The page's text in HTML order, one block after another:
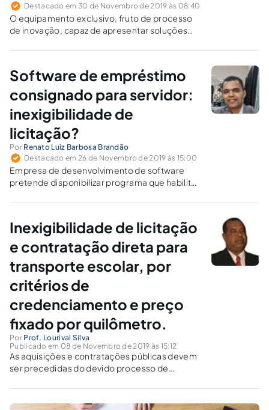
Destacado em 30 de Novembro de 2019 às 08:40
O equipamento exclusivo, fruto de processo
de inovação, capaz de apresentar soluções
ser objeto de licitação pública? Qual o
necessárias?
Software de empréstimo
consignado para servidor:
inexigibilidade de
licitação?
Por Renato Luiz Barbosa Brandão
Destacado em 26 de Novembro de 2019 às 15:00
Empresa de desenvolvimento de software
pretende disponibilizar programa que habilita
para servidores públicos municipais. Cabe
Inexigibilidade de licitação
e contratação direta para
transporte escolar, por
critérios de
credenciamento e preço
fixado por quilômetro.
Por Prof. Lourival Silva
Publicado em 08 de Novembro de 2019 às 15:12
As aquisições e contratações públicas devem
ser precedidas do devido processo de
existe a exceção, o próprio comando
constitucional, disposto no inciso XXI, art. 37,